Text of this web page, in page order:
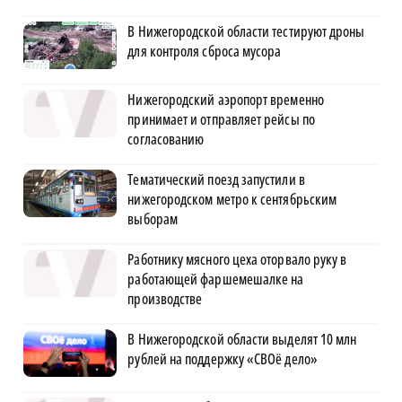
В Нижегородской области тестируют дроны
для контроля сброса мусора
Нижегородский аэропорт временно
принимает и отправляет рейсы по
согласованию
Тематический поезд запустили в
нижегородском метро к сентябрьским
выборам
Работнику мясного цеха оторвало руку в
работающей фаршемешалке на
производстве
В Нижегородской области выделят 10 млн
рублей на поддержку «СВОё дело»